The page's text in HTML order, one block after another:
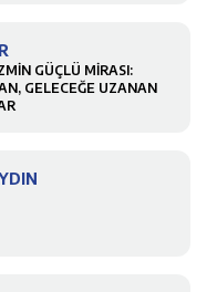
GÜÇLÜ MİRASI:
GELECEĞE UZANAN